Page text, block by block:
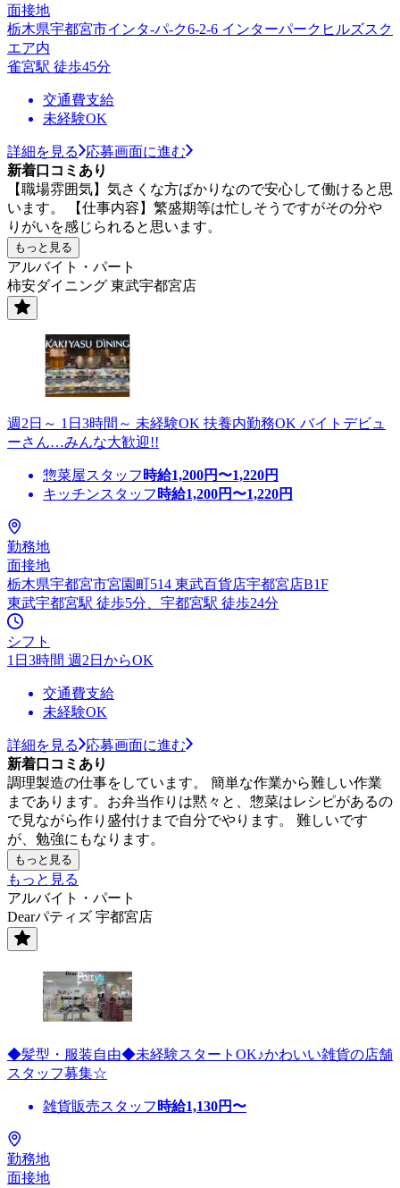
面接地
栃木県宇都宮市インタ-パ-ク6-2-6 インターパークヒルズスク
エア内
雀宮駅 徒歩45分
交通費支給
未経験OK
詳細を見る
応募画面に進む
新着口コミあり
【職場雰囲気】気さくな方ばかりなので安心して働けると思
います。 【仕事内容】繁盛期等は忙しそうですがその分や
りがいを感じられると思います。
もっと見る
アルバイト・パート
柿安ダイニング 東武宇都宮店
週2日～ 1日3時間～ 未経験OK 扶養内勤務OK バイトデビュ
ーさん…みんな大歓迎!!
惣菜屋スタッフ 時給1,200円〜1,220円
キッチンスタッフ 時給1,200円〜1,220円
勤務地
面接地
栃木県宇都宮市宮園町514 東武百貨店宇都宮店B1F
東武宇都宮駅 徒歩5分、宇都宮駅 徒歩24分
シフト
1日3時間 週2日からOK
交通費支給
未経験OK
詳細を見る
応募画面に進む
新着口コミあり
調理製造の仕事をしています。 簡単な作業から難しい作業
まであります。お弁当作りは黙々と、惣菜はレシピがあるの
で見ながら作り盛付けまで自分でやります。 難しいです
が、勉強にもなります。
もっと見る
もっと見る
アルバイト・パート
Dearパティズ 宇都宮店
◆髪型・服装自由◆未経験スタートOK♪かわいい雑貨の店舗
スタッフ募集☆
雑貨販売スタッフ 時給1,130円〜
勤務地
面接地